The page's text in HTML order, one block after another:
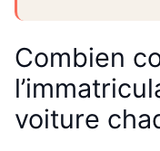
Combien
voiture